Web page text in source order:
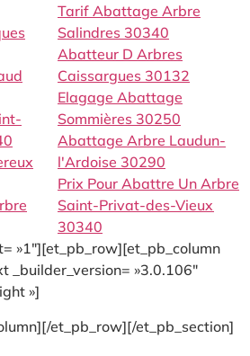
Tarif Abattage Arbre
Salindres 30340
Abatteur D Arbres
Caissargues 30132
Elagage Abattage
Sommières 30250
Abattage Arbre Laudun-
l'Ardoise 30290
Prix Pour Abattre Un Arbre
Saint-Privat-des-Vieux
30340
»1″][et_pb_row][et_pb_column
_builder_version= »3.0.106″
»]
et_pb_row][/et_pb_section]